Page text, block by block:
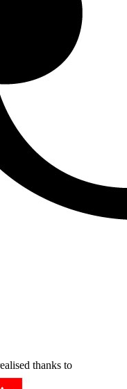
thanks to